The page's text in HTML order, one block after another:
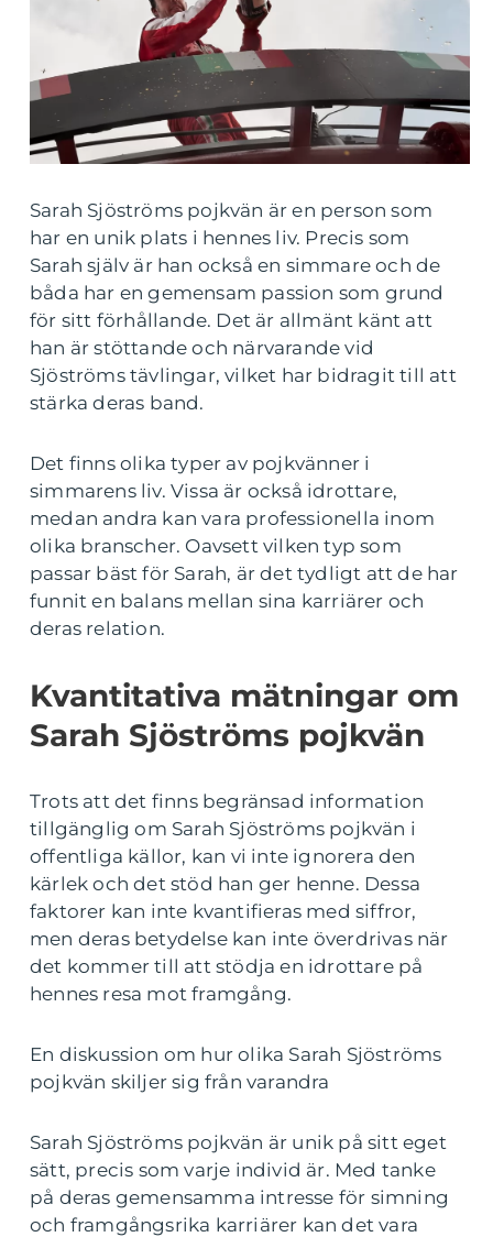
Sarah Sjöströms pojkvän är en person som
har en unik plats i hennes liv. Precis som
Sarah själv är han också en simmare och de
båda har en gemensam passion som grund
för sitt förhållande. Det är allmänt känt att
han är stöttande och närvarande vid
Sjöströms tävlingar, vilket har bidragit till att
stärka deras band.
Det finns olika typer av pojkvänner i
simmarens liv. Vissa är också idrottare,
medan andra kan vara professionella inom
olika branscher. Oavsett vilken typ som
passar bäst för Sarah, är det tydligt att de har
funnit en balans mellan sina karriärer och
deras relation.
Kvantitativa mätningar om
Sarah Sjöströms pojkvän
Trots att det finns begränsad information
tillgänglig om Sarah Sjöströms pojkvän i
offentliga källor, kan vi inte ignorera den
kärlek och det stöd han ger henne. Dessa
faktorer kan inte kvantifieras med siffror,
men deras betydelse kan inte överdrivas när
det kommer till att stödja en idrottare på
hennes resa mot framgång.
En diskussion om hur olika Sarah Sjöströms
pojkvän skiljer sig från varandra
Sarah Sjöströms pojkvän är unik på sitt eget
sätt, precis som varje individ är. Med tanke
på deras gemensamma intresse för simning
och framgångsrika karriärer kan det vara